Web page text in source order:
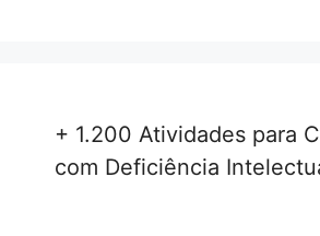
+ 1.200 Atividades para
com Deficiência